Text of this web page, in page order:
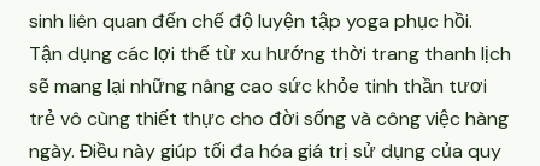
sinh liên quan đến chế độ luyện tập yoga phục hồi.
Tận dụng các lợi thế từ xu hướng thời trang thanh lịch
sẽ mang lại những nâng cao sức khỏe tinh thần tươi
trẻ vô cùng thiết thực cho đời sống và công việc hàng
ngày. Điều này giúp tối đa hóa giá trị sử dụng của quy